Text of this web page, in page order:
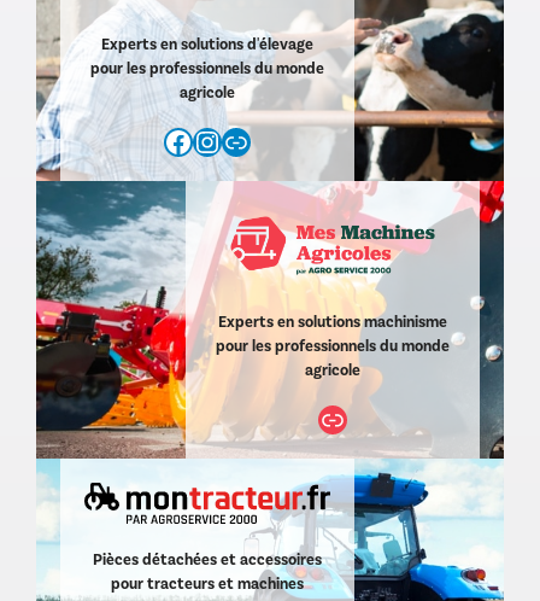
Experts en solutions d'élevage
pour les professionnels du monde
agricole
Facebook
Instagram
https://www.agroservice2000.com/d/agro-service-elevage-11.html
Experts en solutions machinisme
pour les professionnels du monde
agricole
Lien
Pièces détachées et accessoires
pour tracteurs et machines